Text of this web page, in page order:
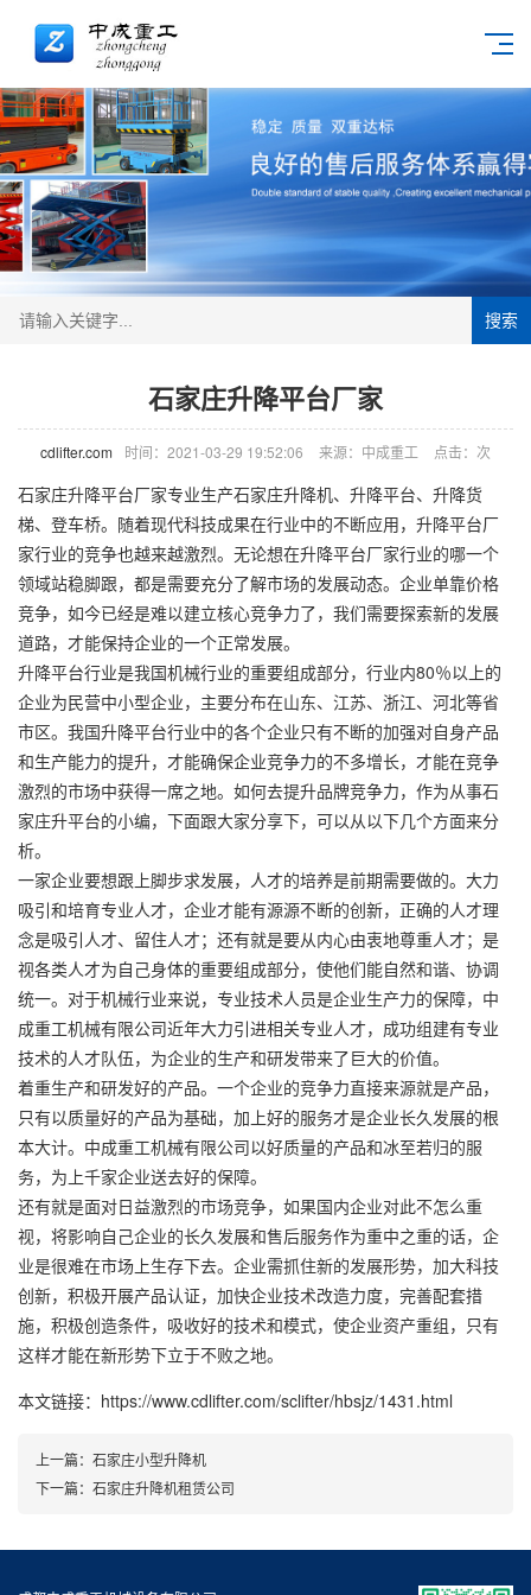
搜索
石家庄升降平台厂家
cdlifter.com 时间：2021-03-29 19:52:06 来源：中成重工 点击： 次
石家庄升降平台厂家专业生产石家庄升降机、升降平台、 升降货
梯、 登车桥。随着现代科技成果在行业中的不断应用，升降平台厂
家行业的竞争也越来越激烈。无论想在升降平台厂家行业的哪一个
领域站稳脚跟，都是需要充分了解市场的发展动态。企业单靠价格
竞争，如今已经是难以建立核心竞争力了，我们需要探索新的发展
道路，才能保持企业的一个正常发展。
升降平台行业是我国机械行业的重要组成部分，行业内80％以上的
企业为民营中小型企业，主要分布在山东、江苏、浙江、河北等省
市区。我国升降平台行业中的各个企业只有不断的加强对自身产品
和生产能力的提升，才能确保企业竞争力的不多增长，才能在竞争
激烈的市场中获得一席之地。如何去提升品牌竞争力，作为从事石
家庄升平台的小编，下面跟大家分享下，可以从以下几个方面来分
析。
一家企业要想跟上脚步求发展，人才的培养是前期需要做的。大力
吸引和培育专业人才，企业才能有源源不断的创新，正确的人才理
念是吸引人才、留住人才；还有就是要从内心由衷地尊重人才；是
视各类人才为自己身体的重要组成部分，使他们能自然和谐、协调
统一。对于机械行业来说，专业技术人员是企业生产力的保障，中
成重工机械有限公司近年大力引进相关专业人才，成功组建有专业
技术的人才队伍，为企业的生产和研发带来了巨大的价值。
着重生产和研发好的产品。一个企业的竞争力直接来源就是产品，
只有以质量好的产品为基础，加上好的服务才是企业长久发展的根
本大计。中成重工机械有限公司以好质量的产品和冰至若归的服
务，为上千家企业送去好的保障。
还有就是面对日益激烈的市场竞争，如果国内企业对此不怎么重
视，将影响自己企业的长久发展和售后服务作为重中之重的话，企
业是很难在市场上生存下去。企业需抓住新的发展形势，加大科技
创新，积极开展产品认证，加快企业技术改造力度，完善配套措
施，积极创造条件，吸收好的技术和模式，使企业资产重组，只有
这样才能在新形势下立于不败之地。
本文链接：https://www.cdlifter.com/sclifter/hbsjz/1431.html
上一篇： 石家庄小型升降机
下一篇： 石家庄升降机租赁公司